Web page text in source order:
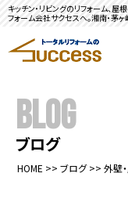
キッチン・リビングのリフォーム、
フォーム会社サクセスへ。湘南・茅ヶ
BLOG
ブログ
HOME >> ブログ>> 外壁